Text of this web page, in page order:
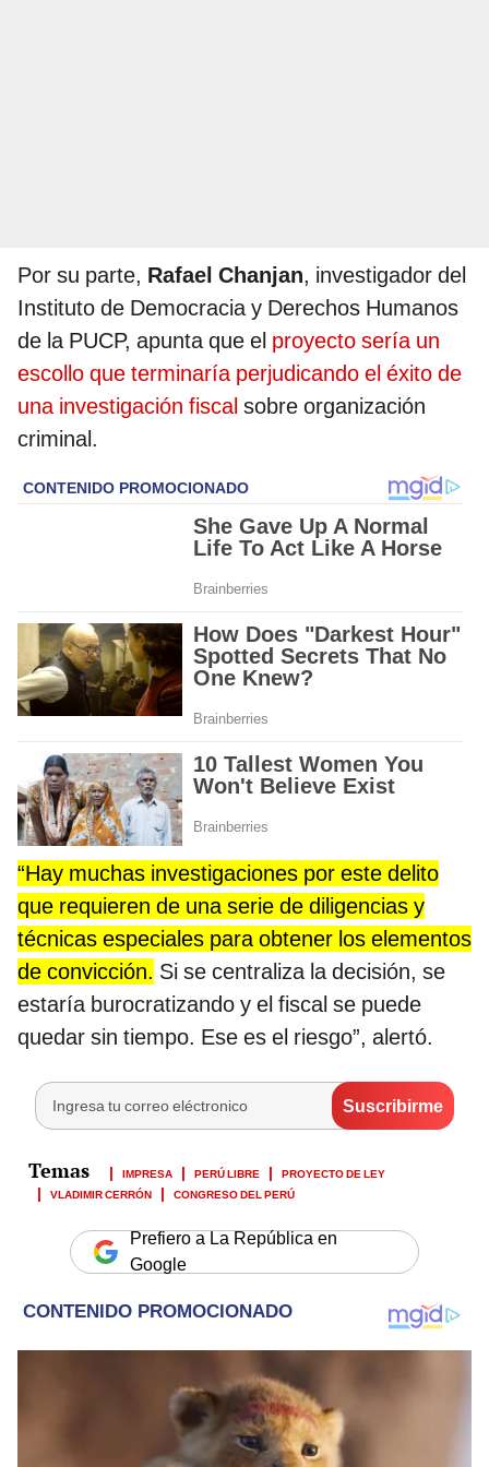
Por su parte, Rafael Chanjan, investigador del
Instituto de Democracia y Derechos Humanos
de la PUCP, apunta que el proyecto sería un
escollo que terminaría perjudicando el éxito de
una investigación fiscal sobre organización
criminal.
“Hay muchas investigaciones por este delito
que requieren de una serie de diligencias y
técnicas especiales para obtener los elementos
de convicción. Si se centraliza la decisión, se
estaría burocratizando y el fiscal se puede
quedar sin tiempo. Ese es el riesgo”, alertó.
IMPRESA PERÚ LIBRE
PROYECTO DE LEY
VLADIMIR CERRÓN
CONGRESO DEL PERÚ
Prefiero a La República en
Google